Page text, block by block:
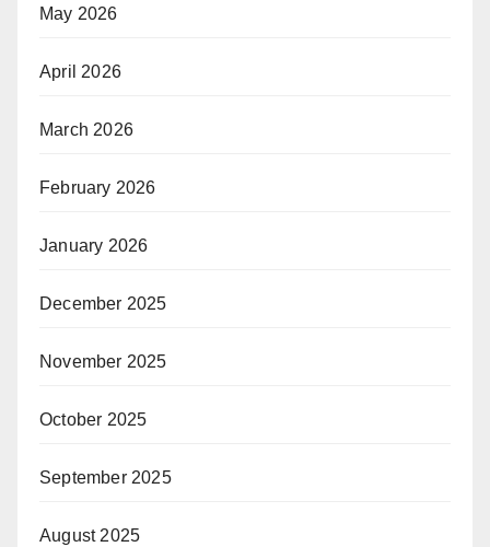
May 2026
April 2026
March 2026
February 2026
January 2026
December 2025
November 2025
October 2025
September 2025
August 2025